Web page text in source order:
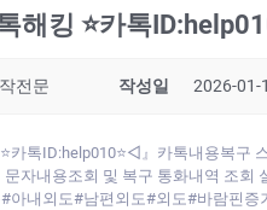
해킹 ⭐카톡
전문 작성일 2026-01-
카톡ID:help010⭐◁』카톡내용복구
자내용조회 및 복구 통화내역 조회
아내외도#남편외도#외도#바람핀